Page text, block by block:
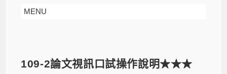
MENU
109-2論文視訊口試操作說明★★★